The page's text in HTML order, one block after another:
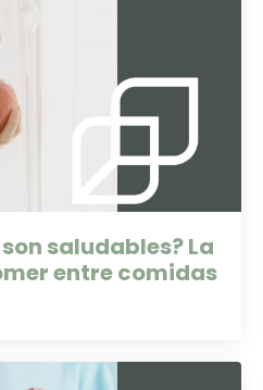
saludables? La
entre comidas